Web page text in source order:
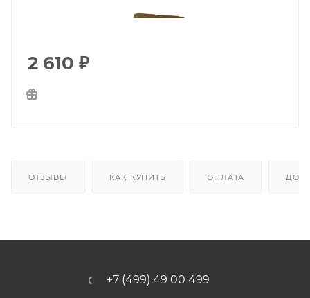
2 610 ₽
ОТЗЫВЫ КАК КУПИТЬ ОПЛАТА
+7 (499) 49 00 499